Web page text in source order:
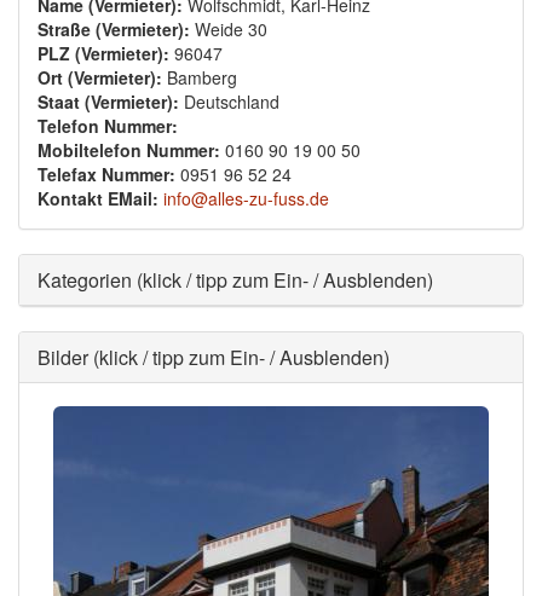
Straße (Vermieter): Weide 30
PLZ (Vermieter): 96047
Ort (Vermieter): Bamberg
Staat (Vermieter): Deutschland
Telefon Nummer:
Mobiltelefon Nummer: 0160 90 19 00 50
Telefax Nummer: 0951 96 52 24
Kontakt EMail: info@alles-zu-fuss.de
Ausblenden
Kategorien (klick / tipp zum Ein- / Ausblenden)
Ausblenden
Bilder (klick / tipp zum Ein- / Ausblenden)